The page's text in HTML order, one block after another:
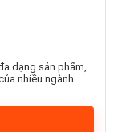
dạng sản phẩm,
nhiều ngành